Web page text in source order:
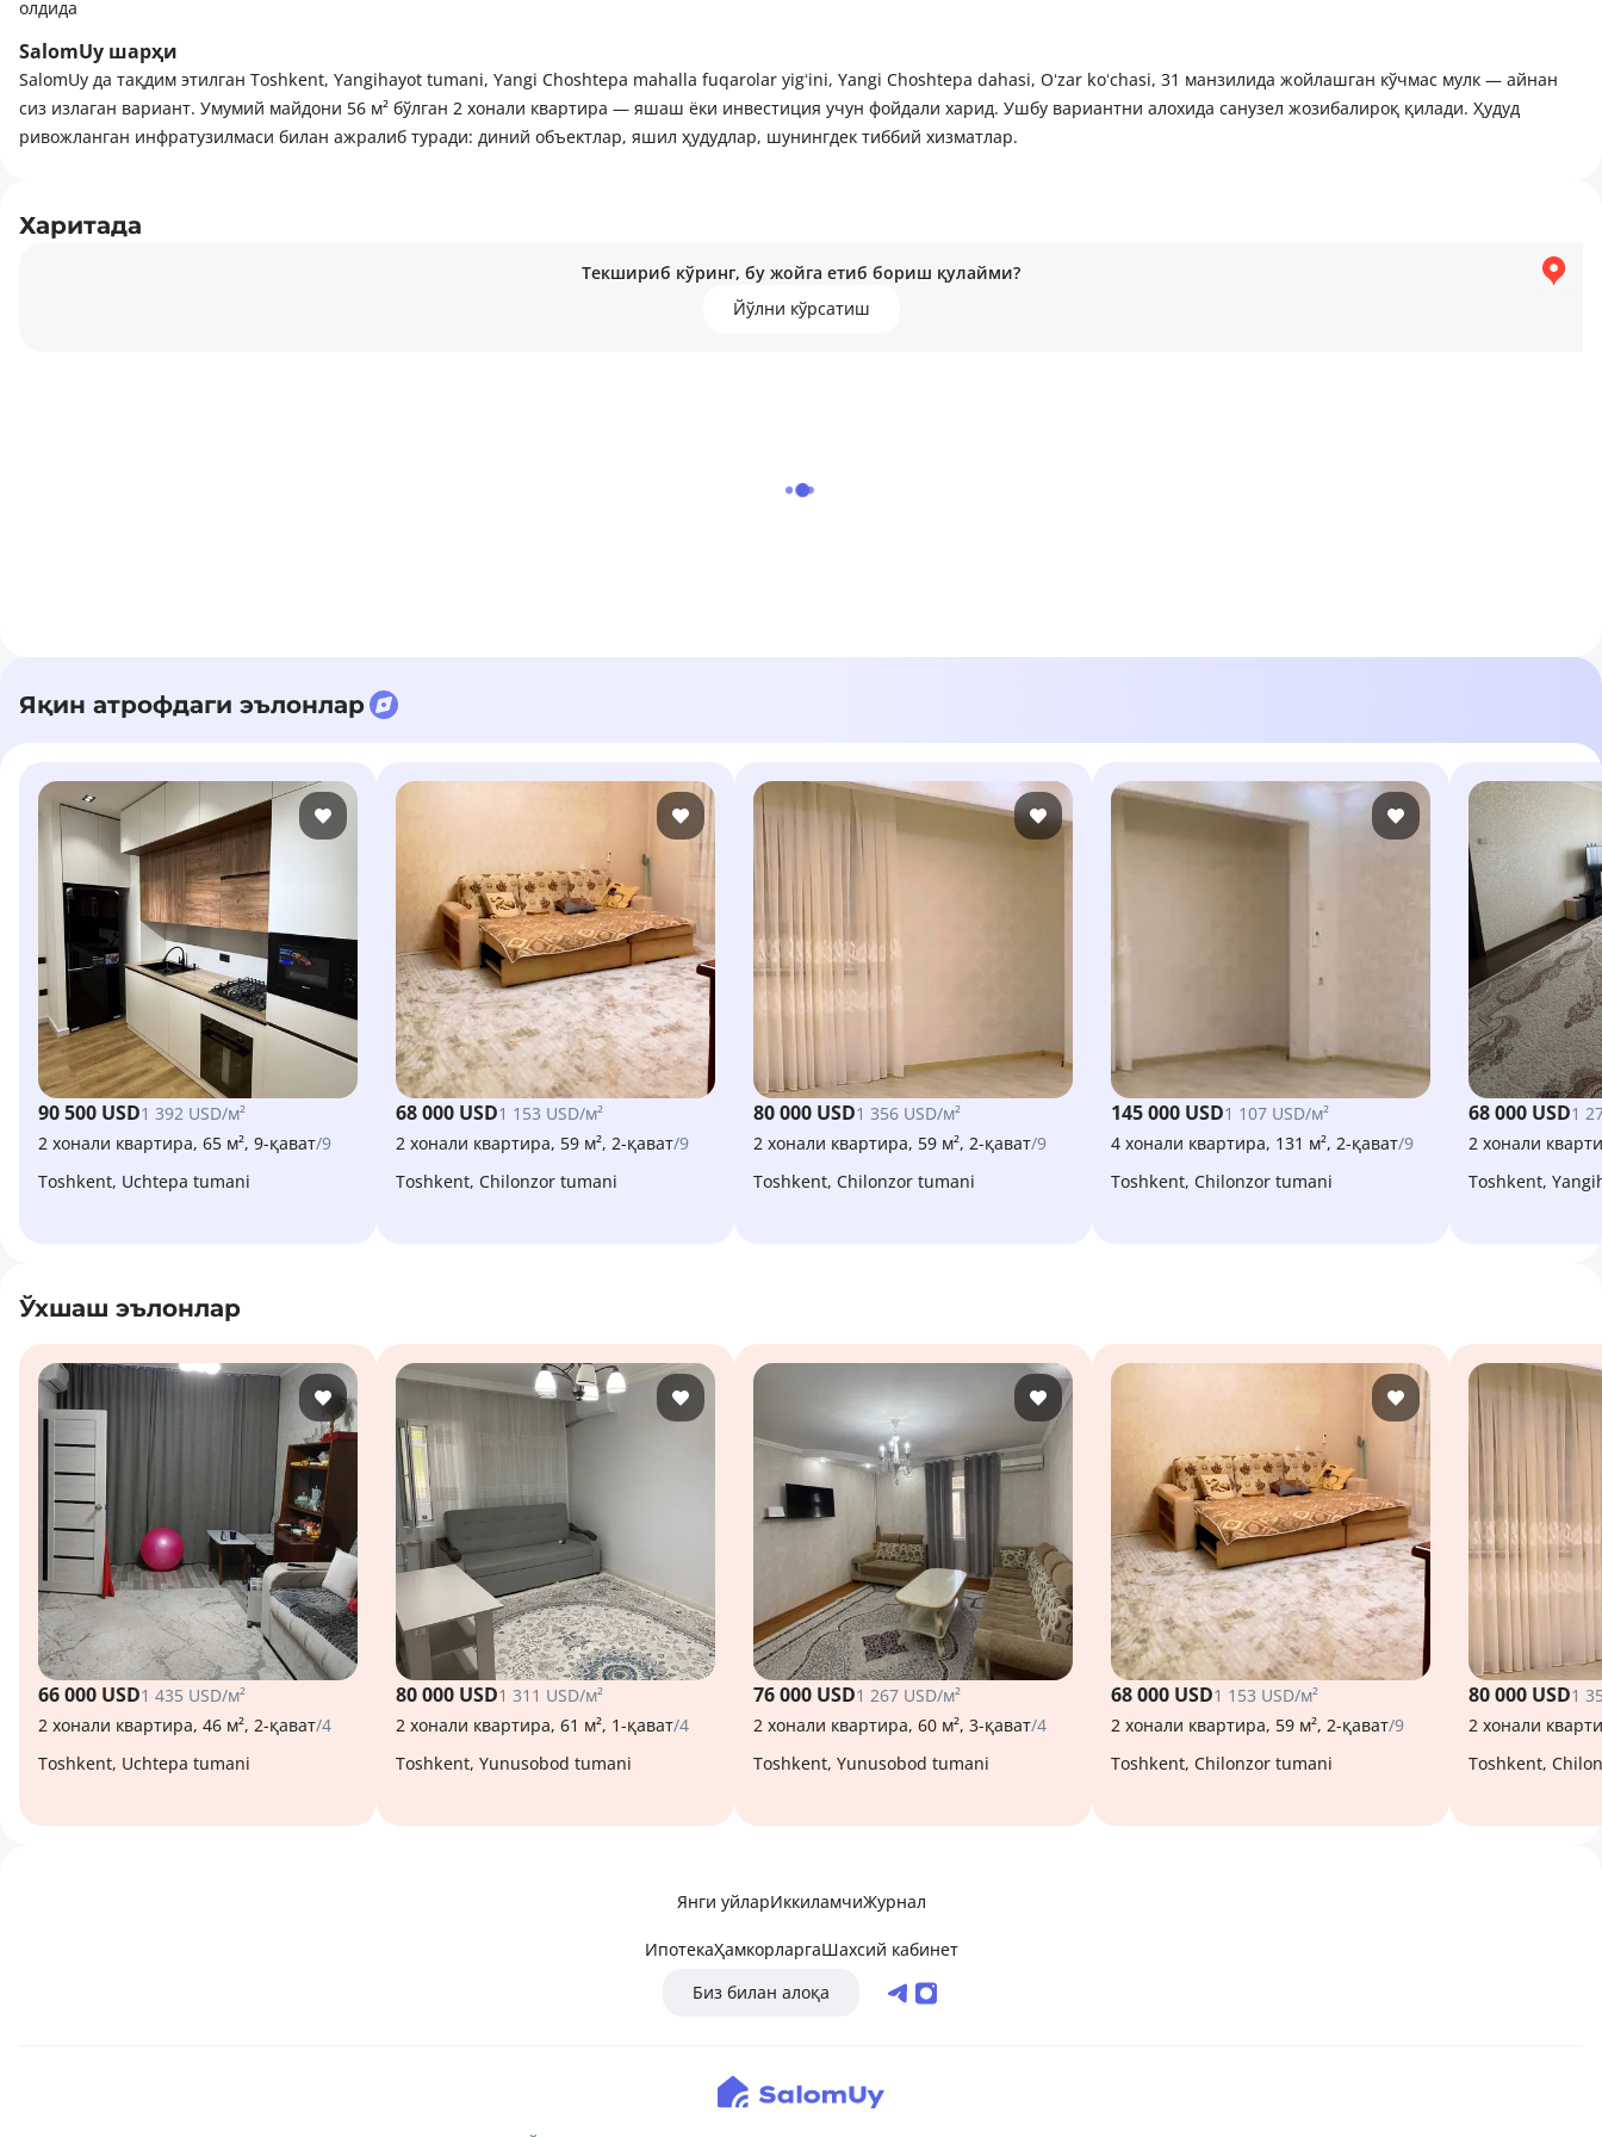
олдида
SalomUy шарҳи
SalomUy да тақдим этилган Toshkent, Yangihayot tumani, Yangi Choshtepa mahalla fuqarolar yigʻini, Yangi Choshtepa dahasi, Oʻzar koʻchasi, 31 манзилида жойлашган кўчмас мулк — айнан
сиз излаган вариант. Умумий майдони 56 м² бўлган 2 хонали квартира — яшаш ёки инвестиция учун фойдали харид. Ушбу вариантни алохида санузел жозибалироқ қилади. Ҳудуд
ривожланган инфратузилмаси билан ажралиб туради: диний объектлар, яшил ҳудудлар, шунингдек тиббий хизматлар.
Харитада
Текшириб кўринг, бу жойга етиб бориш қулайми?
Йўлни кўрсатиш
Яқин атрофдаги эълонлар
90 500 USD1 392 USD/м²
2 хонали квартира, 65 м², 9-қават/9
Toshkent, Uchtepa tumani
68 000 USD1 153 USD/м²
2 хонали квартира, 59 м², 2-қават/9
Toshkent, Chilonzor tumani
80 000 USD1 356 USD/м²
2 хонали квартира, 59 м², 2-қават/9
Toshkent, Chilonzor tumani
145 000 USD1 107 USD/м²
4 хонали квартира, 131 м², 2-қават/9
Toshkent, Chilonzor tumani
68 000 USD1
2 хонали
Toshkent,
Ўхшаш эълонлар
66 000 USD1 435 USD/м²
2 хонали квартира, 46 м², 2-қават/4
Toshkent, Uchtepa tumani
80 000 USD1 311 USD/м²
2 хонали квартира, 61 м², 1-қават/4
Toshkent, Yunusobod tumani
76 000 USD1 267 USD/м²
2 хонали квартира, 60 м², 3-қават/4
Toshkent, Yunusobod tumani
68 000 USD1 153 USD/м²
2 хонали квартира, 59 м², 2-қават/9
Toshkent, Chilonzor tumani
80 000 USD1
2 хонали
Toshkent,
Янги уйларИккиламчиЖурнал
ИпотекаҲамкорларгаШахсий кабинет
Биз билан алоқа